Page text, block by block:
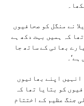
نے منگل کو صحافیوں
کہ ہمیں بہت دکھ ہے
بھائی کے ساتھ جا
انہیں اپنے بھائیوں
کو بتایا تھا کہ
جنگ عظیم کے اختتام